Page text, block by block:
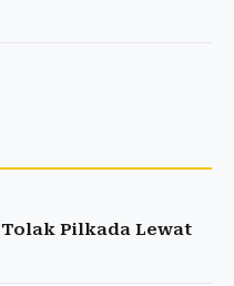
Pilkada Lewat